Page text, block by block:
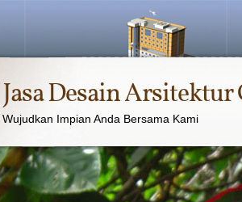
Jasa Desain
Wujudkan Impian Anda Bersama Kami